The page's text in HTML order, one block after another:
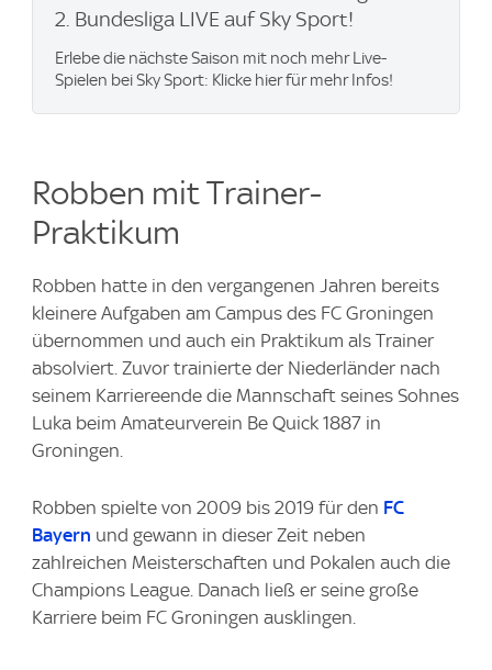
2. Bundesliga LIVE auf Sky Sport!
Erlebe die nächste Saison mit noch mehr Live-
Spielen bei Sky Sport: Klicke hier für mehr Infos!
Robben mit Trainer-
Praktikum
Robben hatte in den vergangenen Jahren bereits
kleinere Aufgaben am Campus des FC Groningen
übernommen und auch ein Praktikum als Trainer
absolviert. Zuvor trainierte der Niederländer nach
seinem Karriereende die Mannschaft seines Sohnes
Luka beim Amateurverein Be Quick 1887 in
Groningen.
Robben spielte von 2009 bis 2019 für den FC
Bayern und gewann in dieser Zeit neben
zahlreichen Meisterschaften und Pokalen auch die
Champions League. Danach ließ er seine große
Karriere beim FC Groningen ausklingen.